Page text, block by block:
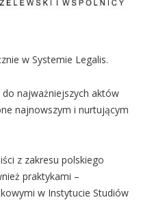
w Systemie Legalis.
do najważniejszych aktów
najnowszym i nurtującym
z zakresu polskiego
praktykami –
w Instytucie Studiów